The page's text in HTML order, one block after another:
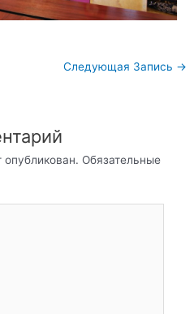
Следующая Запись →
Обязательные